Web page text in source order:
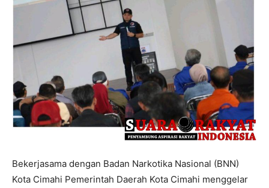
Bekerjasama dengan Badan Narkotika Nasional (BNN)
Kota Cimahi Pemerintah Daerah Kota Cimahi menggelar